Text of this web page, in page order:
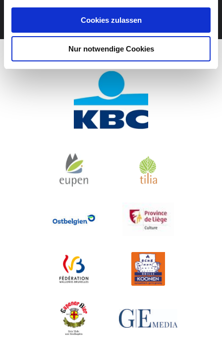
Cookies zulassen
Nur notwendige Cookies